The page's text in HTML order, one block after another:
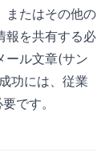
またはその他の
報を共有する必
ール文章(サン
功には、従業
です。